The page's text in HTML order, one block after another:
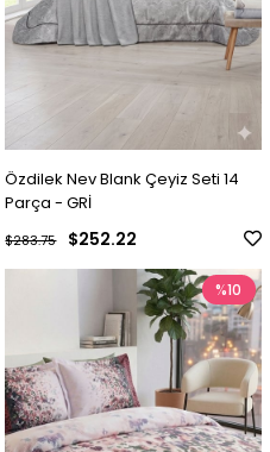
Özdilek Nev Blank Çeyiz Seti 14
Parça - GRİ
$252.22
$283.75
%10